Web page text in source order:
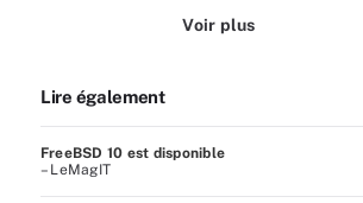
Voir plus
Lire également
FreeBSD 10 est disponible
– LeMagIT